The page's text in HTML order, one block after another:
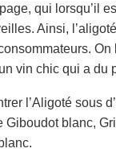
qui lorsqu’il
Ainsi,
On
vin chic qui a du
l’Aligoté sous
Giboudot blanc,